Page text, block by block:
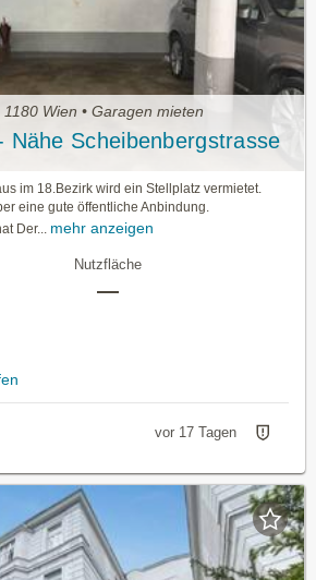
Wien • Garagen mieten
Nähe Scheibenbergstrasse
im 18.Bezirk wird ein Stellplatz vermietet.
eine gute öffentliche Anbindung.
Der... mehr anzeigen
Nutzfläche
—
vor 17 Tagen